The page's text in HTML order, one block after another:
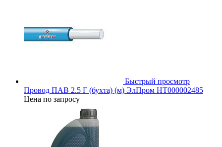
Быстрый просмотр
Провод ПАВ 2.5 Г (бухта) (м) ЭлПром НТ000002485
Цена по запросу